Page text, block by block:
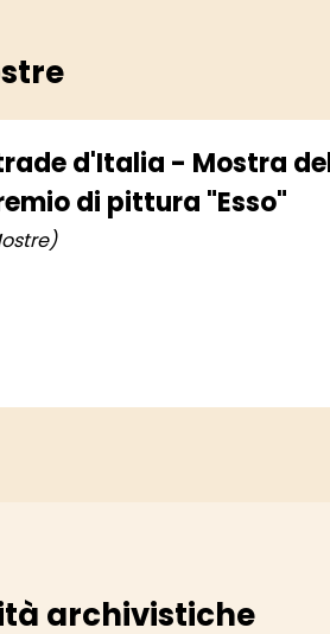
d'Italia - Mostra
di pittura "Esso"
archivistiche